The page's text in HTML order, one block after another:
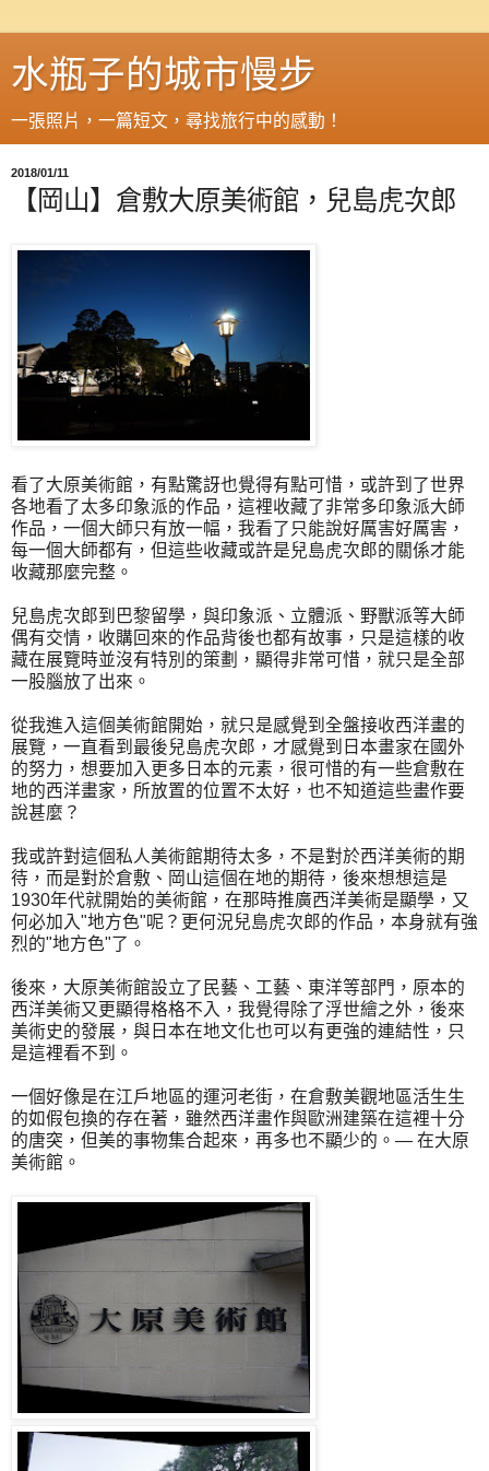
水瓶子的城市慢步
一張照片，一篇短文，尋找旅行中的感動！
2018/01/11
【岡山】倉敷大原美術館，兒島虎次郎
看了大原美術館，有點驚訝也覺得有點可惜，或許到了世界
各地看了太多印象派的作品，這裡收藏了非常多印象派大師
作品，一個大師只有放一幅，我看了只能說好厲害好厲害，
每一個大師都有，但這些收藏或許是兒島虎次郎的關係才能
收藏那麼完整。
兒島虎次郎到巴黎留學，與印象派、立體派、野獸派等大師
偶有交情，收購回來的作品背後也都有故事，只是這樣的收
藏在展覽時並沒有特別的策劃，顯得非常可惜，就只是全部
一股腦放了出來。
從我進入這個美術館開始，就只是感覺到全盤接收西洋畫的
展覽，一直看到最後兒島虎次郎，才感覺到日本畫家在國外
的努力，想要加入更多日本的元素，很可惜的有一些倉敷在
地的西洋畫家，所放置的位置不太好，也不知道這些畫作要
說甚麼？
我或許對這個私人美術館期待太多，不是對於西洋美術的期
待，而是對於倉敷、岡山這個在地的期待，後來想想這是
1930年代就開始的美術館，在那時推廣西洋美術是顯學，又
何必加入"地方色"呢？更何況兒島虎次郎的作品，本身就有強
烈的"地方色"了。
後來，大原美術館設立了民藝、工藝、東洋等部門，原本的
西洋美術又更顯得格格不入，我覺得除了浮世繪之外，後來
美術史的發展，與日本在地文化也可以有更強的連結性，只
是這裡看不到。
一個好像是在江戶地區的運河老街，在倉敷美觀地區活生生
的如假包換的存在著，雖然西洋畫作與歐洲建築在這裡十分
的唐突，但美的事物集合起來，再多也不顯少的。— 在大原
美術館。